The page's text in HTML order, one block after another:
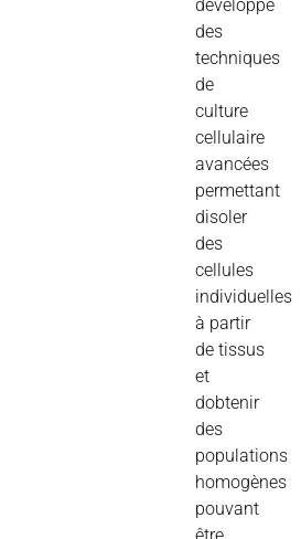
développé
des
techniques
de
culture
cellulaire
avancées
permettant
disoler
des
cellules
individuelles
à partir
detissus
et
dobtenir
des
populations
homogènes
pouvant
être